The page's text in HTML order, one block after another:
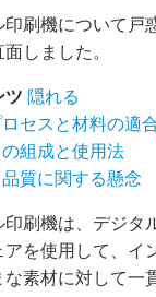
印刷機について戸
しました。
ツ 隠れる
セスと材料の適
組成と使用法
質に関する懸念
印刷機は、デジタ
アを使用して、イ
な素材に対して一